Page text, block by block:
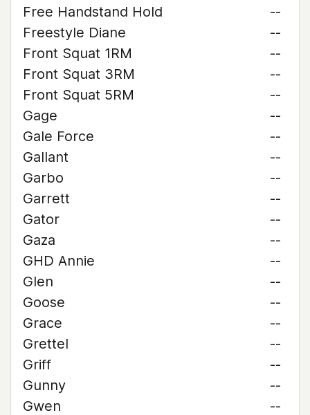
Free Handstand Hold
--
Freestyle Diane
--
Front Squat 1RM
--
Front Squat 3RM
--
Front Squat 5RM
--
Gage
--
Gale Force
--
Gallant
--
Garbo
--
Garrett
--
Gator
--
Gaza
--
GHD Annie
--
Glen
--
Goose
--
Grace
--
Grettel
--
Griff
--
Gunny
--
Gwen
--